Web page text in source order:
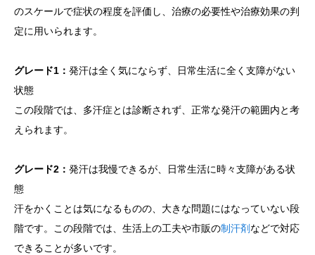
のスケールで症状の程度を評価し、治療の必要性や治療効果の判
定に用いられます。
グレード1： 発汗は全く気にならず、日常生活に全く支障がない
状態
この段階では、多汗症とは診断されず、正常な発汗の範囲内と考
えられます。
グレード2： 発汗は我慢できるが、日常生活に時々支障がある状
態
汗をかくことは気になるものの、大きな問題にはなっていない段
階です。この段階では、生活上の工夫や市販の制汗剤 などで対応
できることが多いです。